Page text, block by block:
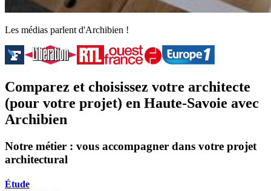
Les médias parlent d'Archibien !
Comparez et choisissez votre architecte
(pour votre projet) en Haute-Savoie avec
Archibien
Notre métier : vous accompagner dans votre projet
architectural
Étude